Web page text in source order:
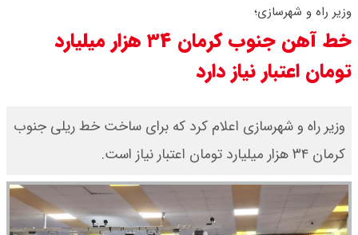
وزیر راه و شهرسازی؛
خط آهن جنوب کرمان ۳۴ هزار میلیارد
تومان اعتبار نیاز دارد
وزیر راه و شهرسازی اعلام کرد که برای ساخت خط ریلی جنوب
کرمان ۳۴ هزار میلیارد تومان اعتبار نیاز است.